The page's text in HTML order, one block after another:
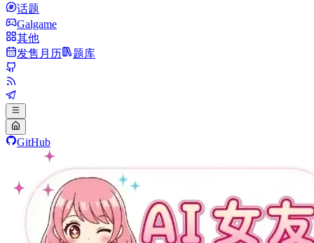
话题
Galgame
其他
发售月历
题库
GitHub